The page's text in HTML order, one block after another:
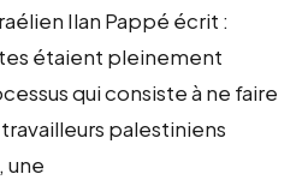
Ilan Pappé écrit :
étaient pleinement
qui consiste à ne faire
palestiniens
une